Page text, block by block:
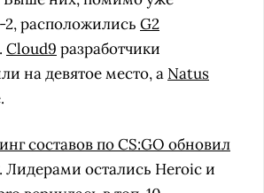
расположились G2
. Cloud9 разработчики
на девятое место, а Natus
составов по CS:GO обновил
. Лидерами остались Heroic и